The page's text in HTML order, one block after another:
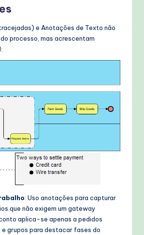
e Anotações de Texto não
processo, mas acrescentam
: Uso anotações para capturar
que não exigem um gateway
aplica-se apenas a pedidos
e grupos para destacar fases do